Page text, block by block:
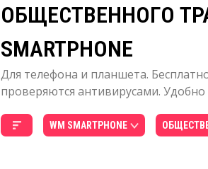
ОБЩЕСТВЕННОГО
SMARTPHONE
Для телефона и планшета.
проверяются антивирусами.
WM SMARTPHONE